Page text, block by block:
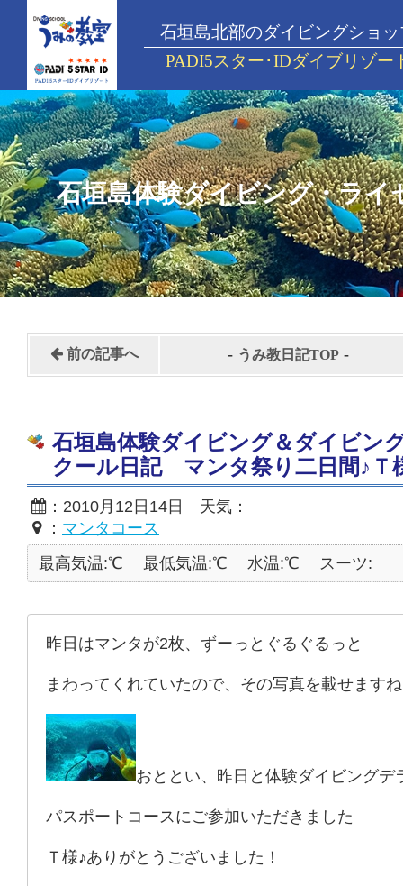
石垣島北部のダイビングショッ
PADI5スター･IDダイブリゾー
石垣島体験ダイビング・ライ
前の記事へ - うみ教日記TOP -
石垣島体験ダイビング＆ダイビン
クール日記 マンタ祭り二日間♪Ｔ
：2010月12日14日 天気：
： マンタコース
最高気温:℃
最低気温:℃ 水温:℃ スーツ:
昨日はマンタが2枚、ずーっとぐるぐるっと
まわってくれていたので、その写真を載せます
おととい、昨日と体験ダイビングデ
パスポートコースにご参加いただきました
Ｔ様♪ありがとうございました！